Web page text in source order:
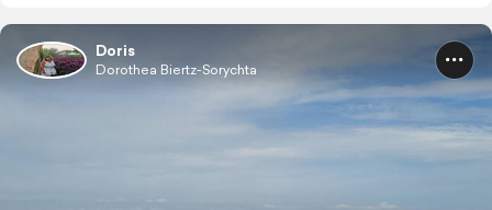
Doris
Dorothea Biertz-Sorychta